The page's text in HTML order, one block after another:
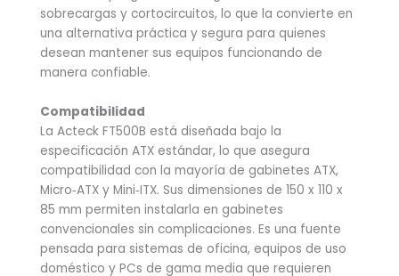
sobrecargas y cortocircuitos, lo que la convierte en
una alternativa práctica y segura para quienes
desean mantener sus equipos funcionando de
manera confiable.
Compatibilidad
La Acteck FT500B está diseñada bajo la
especificación ATX estándar, lo que asegura
compatibilidad con la mayoría de gabinetes ATX,
Micro‑ATX y Mini‑ITX. Sus dimensiones de 150 x 110 x
85 mm permiten instalarla en gabinetes
convencionales sin complicaciones. Es una fuente
pensada para sistemas de oficina, equipos de uso
doméstico y PCs de gama media que requieren